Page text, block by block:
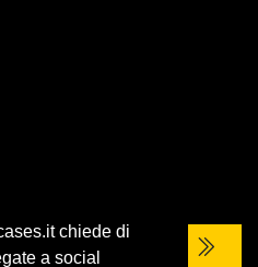
chiede di
a social